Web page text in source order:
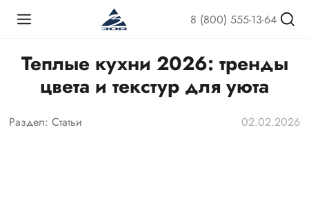
8 (800) 555-13-64
Теплые кухни 2026: тренды
цвета и текстур для уюта
Раздел:Статьи 02.02.2026